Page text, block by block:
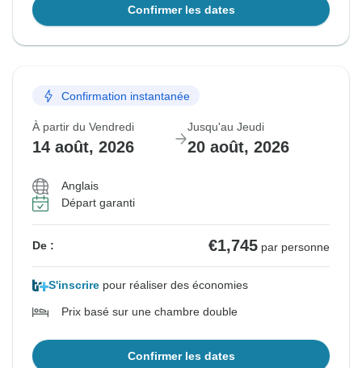
Confirmer les dates
Confirmation instantanée
À partir du Vendredi
14 août, 2026
Jusqu'au Jeudi
20 août, 2026
Anglais
Départ garanti
De : €1,745 par personne
S'inscrire pour réaliser des économies
Prix basé sur une chambre double
Confirmer les dates